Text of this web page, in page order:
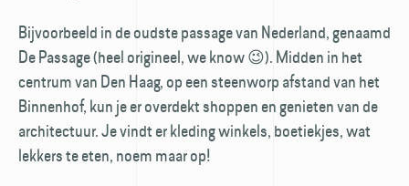
Bijvoorbeeld in de oudste passage van Nederland, genaamd
De Passage (heel origineel, we know 😉). Midden in het
centrum van Den Haag, op een steen­worp afstand van het
Binnenhof, kun je er overdekt shoppen en genieten van de
architectuur. Je vindt er kleding winkels, boetiekjes, wat
lekkers te eten, noem maar op!